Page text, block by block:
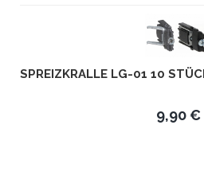
SPREIZKRALLE LG-01 10
9,90 €